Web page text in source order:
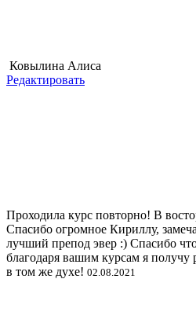
Ковылина Алиса
Редактировать
Проходила курс повторно! В
Спасибо огромное Кириллу,
лучший препод эвер :) Спасибо
благодаря вашим курсам я
в том же духе! 02.08.2021